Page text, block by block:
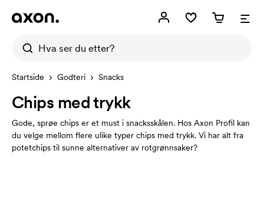
Startside Godteri Snacks
Chips med trykk
Gode, sprøe chips er et must i snacksskålen. Hos Axon Profil kan
du velge mellom flere ulike typer chips med trykk. Vi har alt fra
potetchips til sunne alternativer av rotgrønnsaker?